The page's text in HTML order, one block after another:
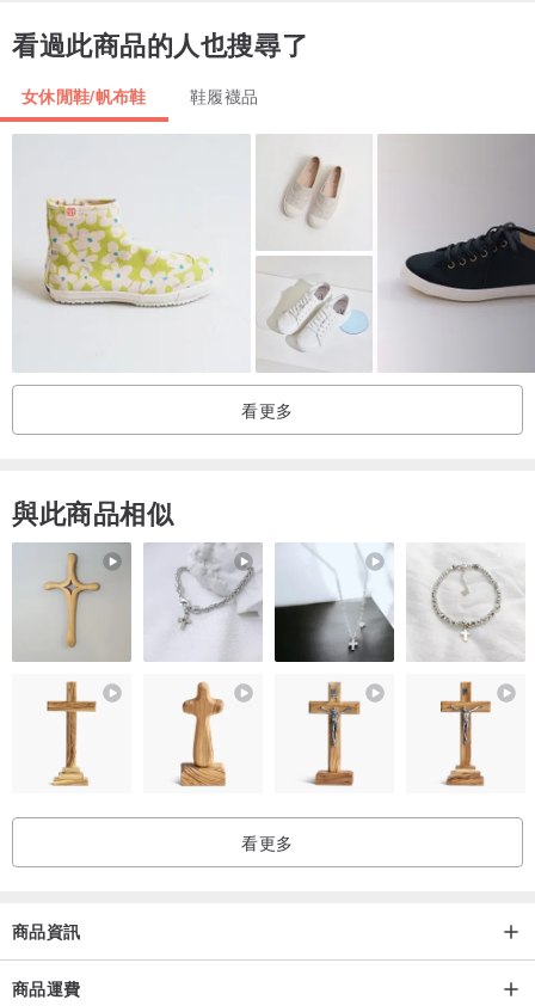
銀色45 11
【商品規格】
顏色：黑色、銀色
材質：科技亮采布料 / 頭層豬皮內裡
跟高：厚底3.5cm
備註：版型正常
看過此商品的人也搜尋了
女休閒鞋/帆布鞋 鞋履襪品
看更多
與此商品相似
看更多
商品資訊
商品運費